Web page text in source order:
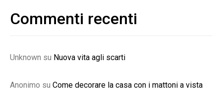
Commenti recenti
Unknown su Nuova vita agli scarti
Anonimo su Come decorare la casa con i mattoni a vista